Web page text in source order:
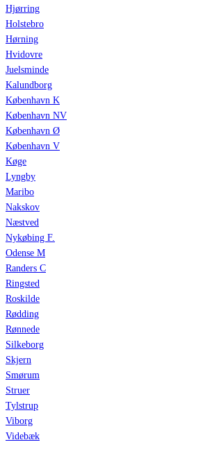
Hjørring
Holstebro
Hørning
Hvidovre
Juelsminde
Kalundborg
København K
København NV
København Ø
København V
Køge
Lyngby
Maribo
Nakskov
Næstved
Nykøbing F.
Odense M
Randers C
Ringsted
Roskilde
Rødding
Rønnede
Silkeborg
Skjern
Smørum
Struer
Tylstrup
Viborg
Videbæk